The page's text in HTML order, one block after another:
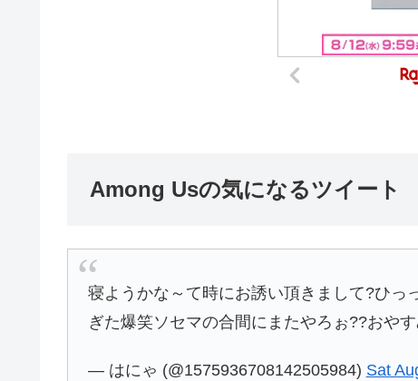
Among Usの気になるツイート
寝ようかな～て時にお誘い頂きまして?ひっ
ぎた爆笑ソセマの合間にまたやろぉ??おや
— はにゃ (@1575936708142505984) Sat